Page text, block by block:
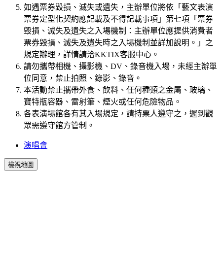
如遇票券毀損、滅失或遺失，主辦單位將依「藝文表演
票券定型化契約應記載及不得記載事項」第七項「票券
毀損、滅失及遺失之入場機制：主辦單位應提供消費者
票券毀損、滅失及遺失時之入場機制並詳加說明。」之
規定辦理，詳情請洽KKTIX客服中心。
請勿攜帶相機、攝影機、DV、錄音機入場，未經主辦單
位同意，禁止拍照、錄影、錄音。
本活動禁止攜帶外食、飲料、任何種類之金屬、玻璃、
寶特瓶容器、雷射筆、煙火或任何危險物品。
各表演場館各有其入場規定，請持票人遵守之，遲到觀
眾需遵守館方管制。
演唱會
檢視地圖